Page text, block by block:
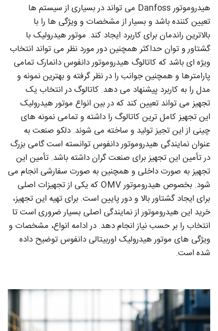
هیدروموتور Danfoss می تواند در بسیاری از سیستم ها
تعیین کننده باشد و بسیار از مشخصات و ویژگی ها را با
بالاترین راندمان برای کاربرد ایجاد کند. موتور هیدرولیک با
گشتاور و توان حداکثر همچنین دور مورد نظر می تواند انتخاب
ویژه ای باشد که کاتالوگ هیدروموتور دانفوس دانمارک تمامی
پارامترها و همچنین جوانب را در نظر گرفته و بهترین نمونه و
مدل را به کاربرد پیشنهاد می دهد. کاتالوگ در انتخاب یک
تجهیز می تواند تعیین کند که در بین انواع موتور هیدرولیک
این تجهیز کامل ترین کاتالوگ را داشته و تمامی نمونه های
چینی از این تجیز تولید و ساخته می شوند. دلکو صنعت به
عنوان نمایندگی هیدروموتور دانفوس توانسته است گامی بزرگ
در تأمین این تجهیز برای صنعت گران داشته باشد. تأمین این
تجهیز به صورت داخلی و همچنین به صورت سفارشی انجام می
شود. بخصوص هیدروموتور OMV که یکی از تجهیزات اصلی
برای ایجاد گشتاور بالا و دور پایین است. برای تهیه این تجهیز،
خرید این هیدروموتور از نمایندگی اصلی بسیار ضروری است تا
انتخاب را بر حسب نیاز انجام دهد. در ادامه انواع، مشخصات و
ویژگی های موتور هیدرولیک اوربیتالی دانفوس توضیح داده
شده است.